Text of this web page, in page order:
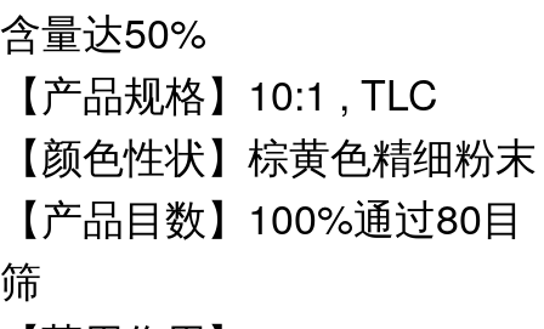
含量达50%
【产品规格】10:1 , TLC
【颜色性状】棕黄色精细粉末
【产品目数】100%通过80目
筛